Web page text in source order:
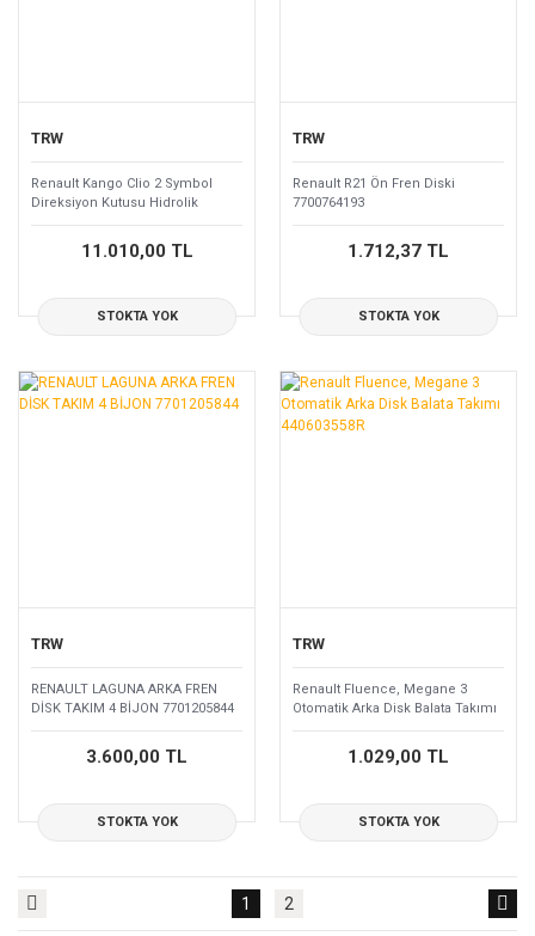
TRW
Renault Kango Clio 2 Symbol
Direksiyon Kutusu Hidrolik
8200033768-8200711404
11.010,00 TL
STOKTA YOK
TRW
Renault R21 Ön Fren Diski
7700764193
1.712,37 TL
STOKTA YOK
TRW
RENAULT LAGUNA ARKA FREN
DİSK TAKIM 4 BİJON 7701205844
3.600,00 TL
STOKTA YOK
TRW
Renault Fluence, Megane 3
Otomatik Arka Disk Balata Takımı
440603558R
1.029,00 TL
STOKTA YOK
1 2